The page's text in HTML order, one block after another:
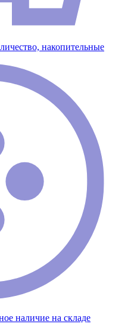
накопительные
наличие на складе